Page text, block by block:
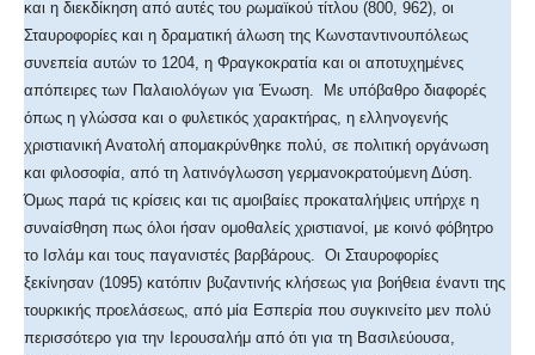
και η διεκδίκηση από αυτές του ρωμαϊκού τίτλου (800, 962), οι
Σταυροφορίες και η δραματική άλωση της Κωνσταντινουπόλεως
συνεπεία αυτών το 1204, η Φραγκοκρατία και οι αποτυχημένες
απόπειρες των Παλαιολόγων για Ένωση. Με υπόβαθρο διαφορές
όπως η γλώσσα και ο φυλετικός χαρακτήρας, η ελληνογενής
χριστιανική Ανατολή απομακρύνθηκε πολύ, σε πολιτική οργάνωση
και φιλοσοφία, από τη λατινόγλωσση γερμανοκρατούμενη Δύση.
Όμως παρά τις κρίσεις και τις αμοιβαίες προκαταλήψεις υπήρχε η
συναίσθηση πως όλοι ήσαν ομοθαλείς χριστιανοί, με κοινό φόβητρο
το Ισλάμ και τους παγανιστές βαρβάρους. Οι Σταυροφορίες
ξεκίνησαν (1095) κατόπιν βυζαντινής κλήσεως για βοήθεια έναντι της
τουρκικής προελάσεως, από μία Εσπερία που συγκινείτο μεν πολύ
περισσότερο για την Ιερουσαλήμ από ότι για τη Βασιλεύουσα,